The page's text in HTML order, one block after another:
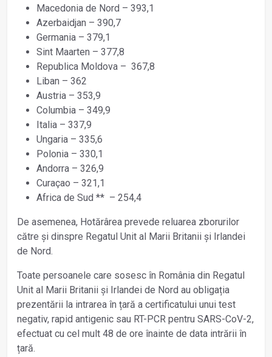
Macedonia de Nord – 393,1
Azerbaidjan – 390,7
Germania – 379,1
Sint Maarten – 377,8
Republica Moldova – 367,8
Liban – 362
Austria – 353,9
Columbia – 349,9
Italia – 337,9
Ungaria – 335,6
Polonia – 330,1
Andorra – 326,9
Curaçao – 321,1
Africa de Sud ** – 254,4
De asemenea, Hotărârea prevede reluarea zborurilor
către și dinspre Regatul Unit al Marii Britanii și Irlandei
de Nord.
Toate persoanele care sosesc în România din Regatul
Unit al Marii Britanii și Irlandei de Nord au obligația
prezentării la intrarea în țară a certificatului unui test
negativ, rapid antigenic sau RT-PCR pentru SARS-CoV-2,
efectuat cu cel mult 48 de ore înainte de data intrării în
țară.